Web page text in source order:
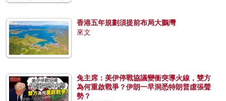
香港五年規劃須提前布局大鵬灣
來文
兔主席：美伊停戰協議變衝突導火線，雙方
為何重啟戰爭？伊朗一早洞悉特朗普虛張聲
勢？